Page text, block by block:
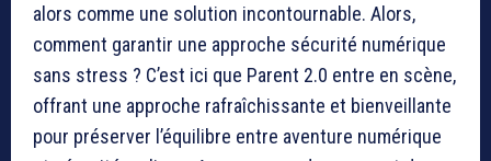
alors comme une solution incontournable. Alors,
comment garantir une approche sécurité numérique
sans stress ? C’est ici que Parent 2.0 entre en scène,
offrant une approche rafraîchissante et bienveillante
pour préserver l’équilibre entre aventure numérique